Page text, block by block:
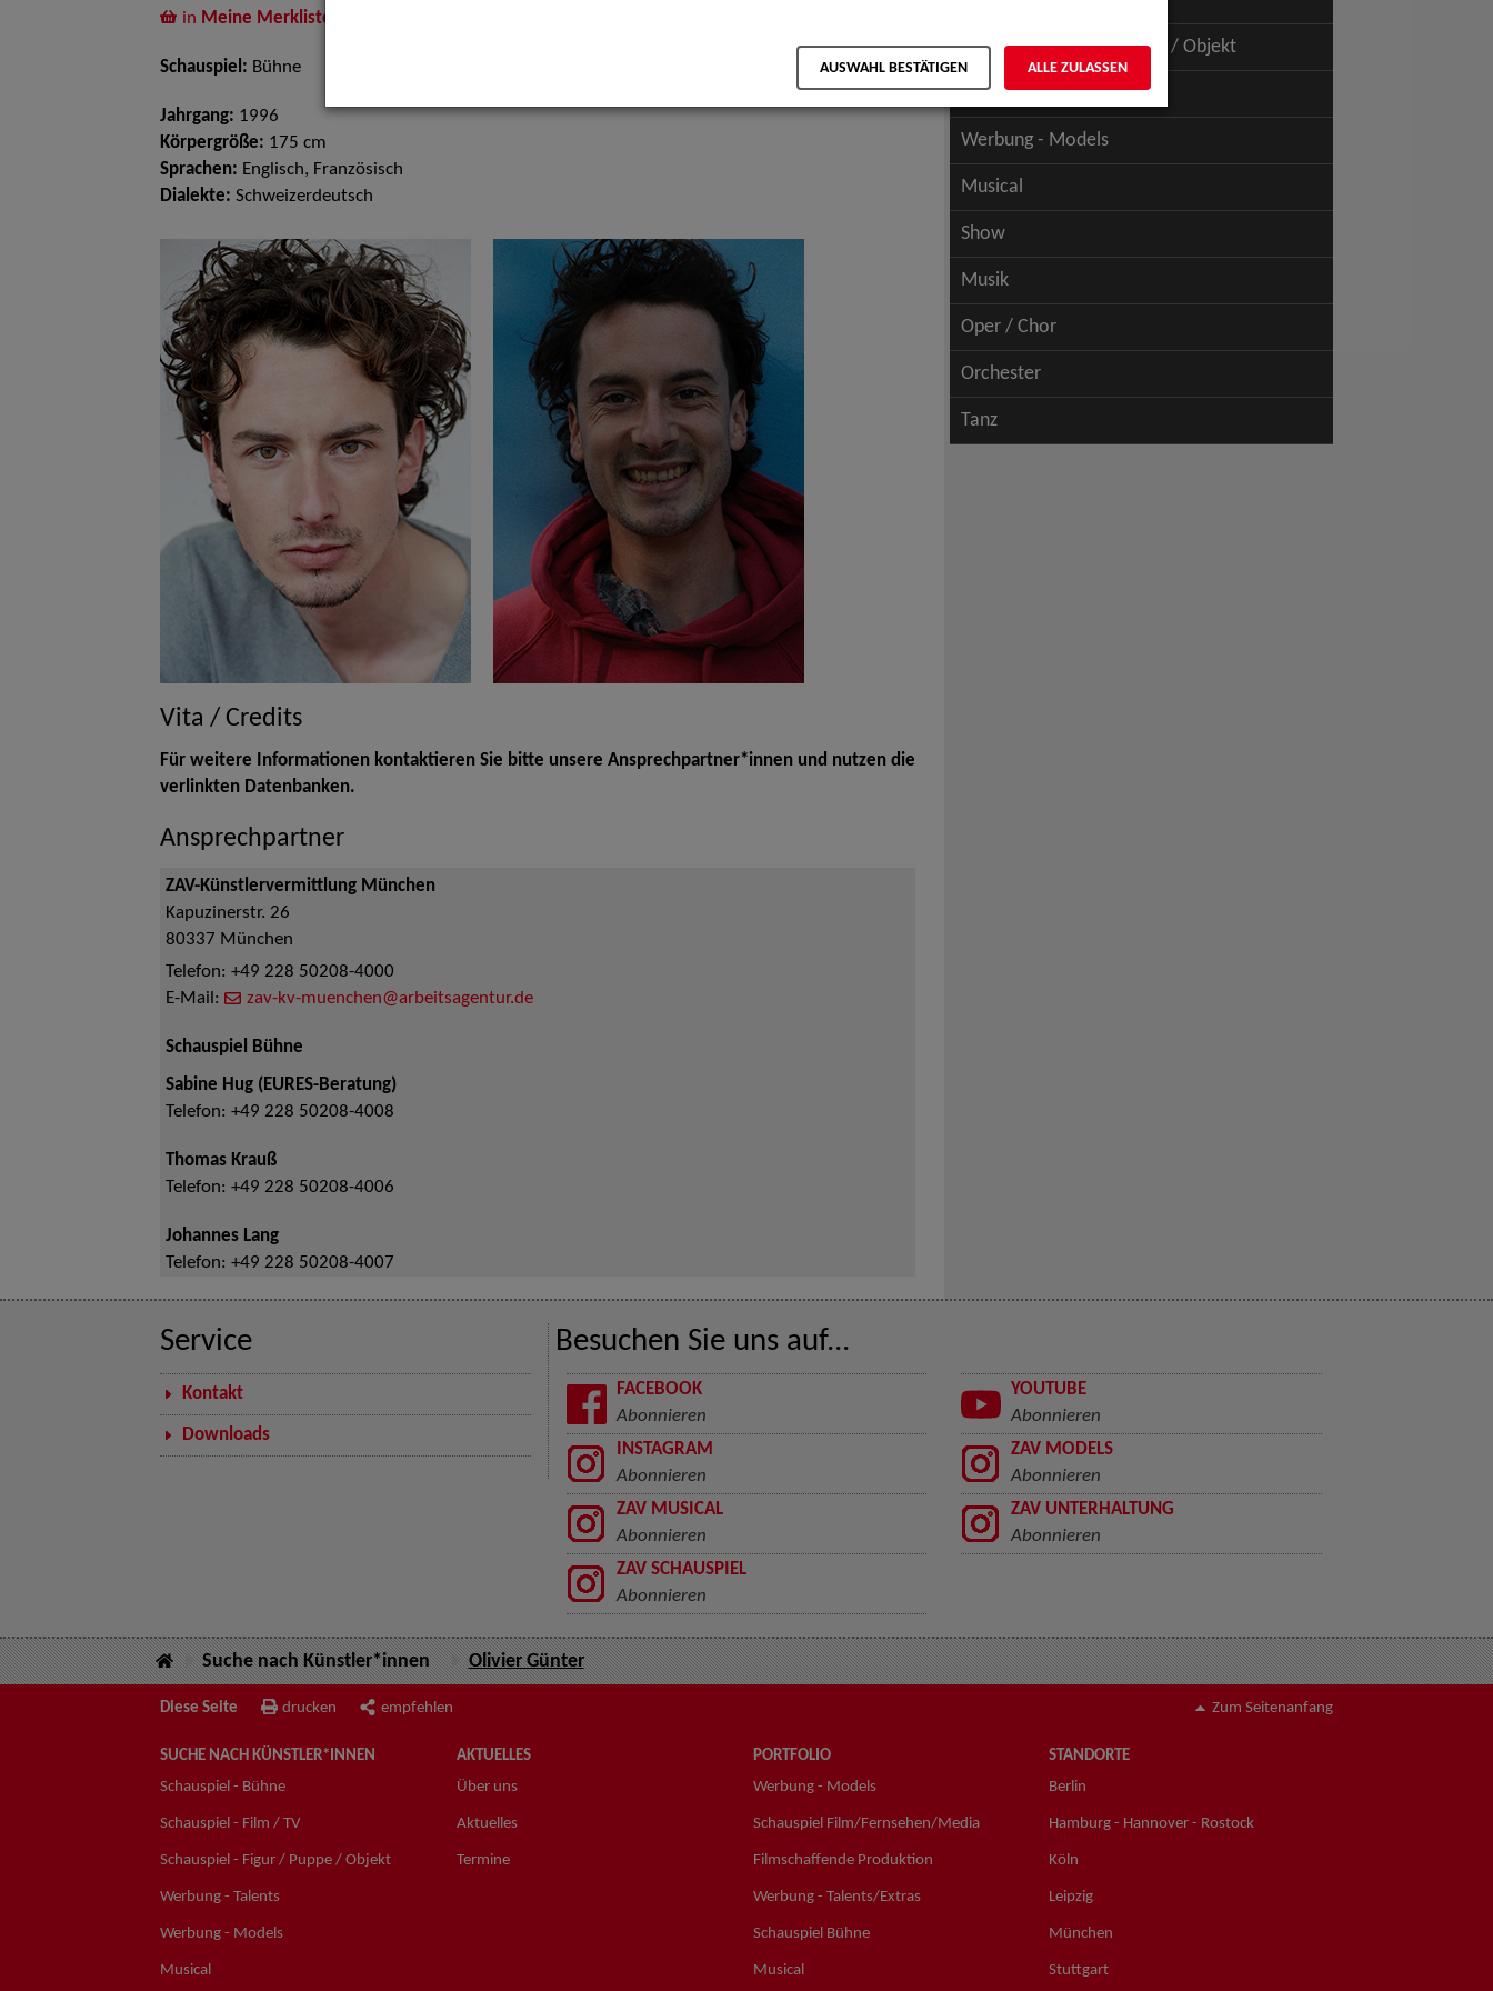
in Meine Merkliste
Schauspiel: Bühne
Jahrgang: 1996
Körpergröße: 175 cm
Sprachen: Englisch, Französisch
Dialekte: Schweizerdeutsch
Vita / Credits
Für weitere Informationen kontaktieren Sie bitte unsere Ansprechpartner*innen und nutzen die
verlinkten Datenbanken.
Ansprechpartner
ZAV-Künstlervermittlung München
Kapuzinerstr. 26
80337 München
Telefon: +49 228 50208-4000
E-Mail:
zav-kv-muenchen@arbeitsagentur.de
Schauspiel Bühne
Sabine Hug (EURES-Beratung)
Telefon: +49 228 50208-4008
Thomas Krauß
Telefon: +49 228 50208-4006
Johannes Lang
Telefon: +49 228 50208-4007
Schauspiel - Figur / Puppe / Objekt
Werbung - Talents
Werbung - Models
Musical
Show
Musik
Oper / Chor
Orchester
Tanz
Service
Kontakt
Downloads
Besuchen Sie uns auf...
FACEBOOK
Abonnieren
YOUTUBE
Abonnieren
INSTAGRAM
Abonnieren
ZAV MODELS
Abonnieren
ZAV MUSICAL
Abonnieren
ZAV UNTERHALTUNG
Abonnieren
ZAV SCHAUSPIEL
Abonnieren
Suche nach Künstler*innen Olivier Günter
Diese Seite drucken empfehlen Zum Seitenanfang
SUCHE NACH KÜNSTLER*INNEN
Schauspiel - Bühne
Schauspiel - Film / TV
Schauspiel - Figur / Puppe / Objekt
Werbung - Talents
Werbung - Models
Musical
AKTUELLES
Über uns
Aktuelles
Termine
PORTFOLIO
Werbung - Models
Schauspiel Film/Fernsehen/Media
Filmschaffende Produktion
Werbung - Talents/Extras
Schauspiel Bühne
Musical
STANDORTE
Berlin
Hamburg - Hannover - Rostock
Köln
Leipzig
München
Stuttgart
AUSWAHL BESTÄTIGEN ALLE ZULASSEN